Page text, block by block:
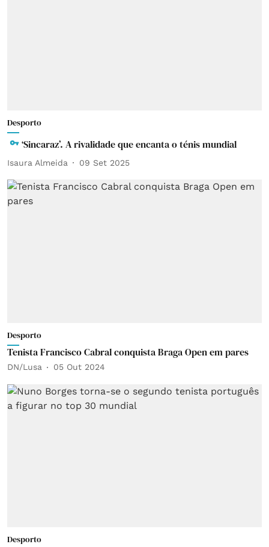
Desporto
‘Sincaraz’. A rivalidade que encanta o ténis mundial
Isaura Almeida 09 Set 2025
Desporto
Tenista Francisco Cabral conquista Braga Open em pares
DN/Lusa 05 Out 2024
Desporto